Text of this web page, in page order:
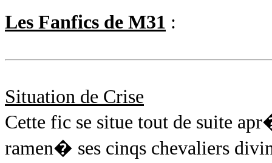
Les Fanfics de M31 :
Situation de Crise
Cette fic se situe tout de suite
ramen� ses cinqs chevaliers